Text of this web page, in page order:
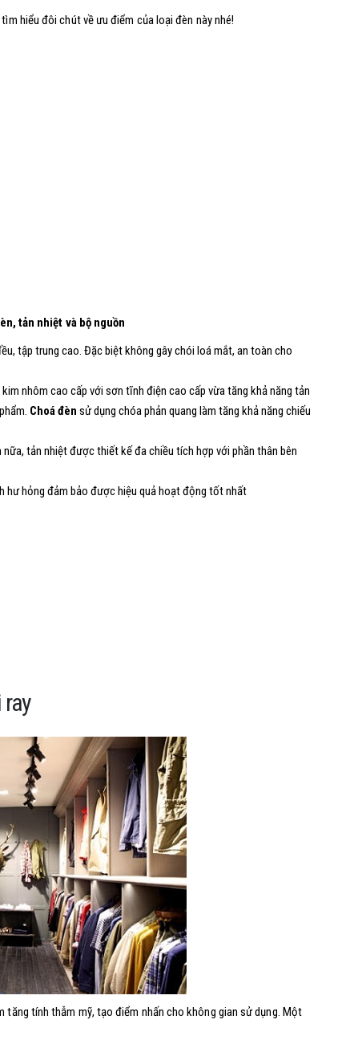
tìm hiểu đôi chút về ưu điểm của loại đèn này nhé!
tản nhiệt và bộ nguồn
tập trung cao. Đặc biệt không gây chói loá mắt, an toàn cho
nhôm cao cấp với sơn tĩnh điện cao cấp vừa tăng khả năng tản
Choá đèn sử dụng chóa phản quang làm tăng khả năng chiếu
tản nhiệt được thiết kế đa chiều tích hợp với phần thân bên
hư hỏng đảm bảo được hiệu quả hoạt động tốt nhất
tính thẫm mỹ, tạo điểm nhấn cho không gian sử dụng. Một